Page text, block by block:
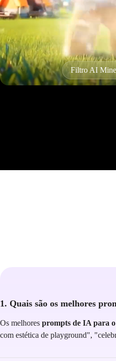
1. Quais são os melhores
Os melhores prompts de IA para
com estética de playground",